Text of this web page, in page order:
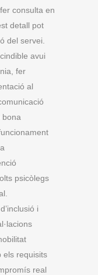
consulta en
detall pot
del servei.
avui
fer
al
bona
psicòlegs
i
els requisits
real